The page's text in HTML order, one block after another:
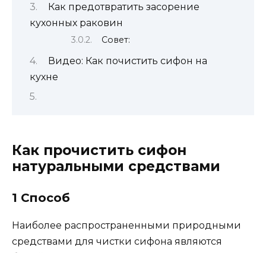
Как предотвратить засорение
кухонных раковин
Совет:
Видео: Как почистить сифон на
кухне
Как прочистить сифон
натуральными средствами
1 Способ
Наиболее распространенными природными
средствами для чистки сифона являются